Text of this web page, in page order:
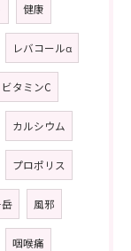
健康
レバコールα
ビタミンC
カルシウム
プロポリス
風邪
咽喉痛